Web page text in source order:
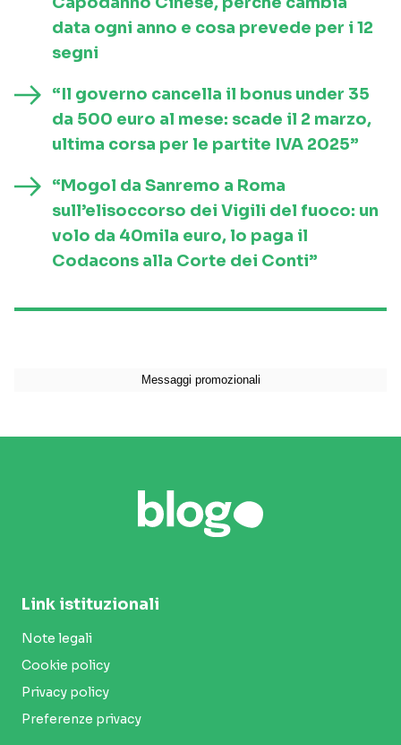
data ogni anno e cosa prevede per i 12
segni
“Il governo cancella il bonus under 35
da 500 euro al mese: scade il 2 marzo,
ultima corsa per le partite IVA 2025”
“Mogol da Sanremo a Roma
sull’elisoccorso dei Vigili del fuoco: un
volo da 40mila euro, lo paga il
Codacons alla Corte dei Conti”
Link istituzionali
Note legali
Cookie policy
Privacy policy
Preferenze privacy